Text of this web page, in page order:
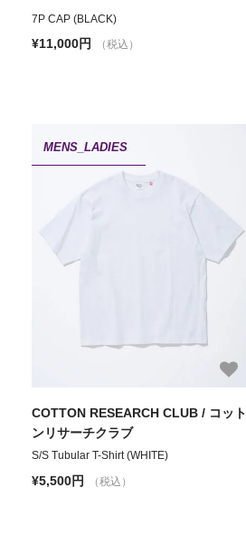
7P CAP (BLACK)
¥11,000円 （税込）
MENS_LADIES
COTTON RESEARCH CLUB / コット
ンリサーチクラブ
S/S Tubular T-Shirt (WHITE)
¥5,500円 （税込）